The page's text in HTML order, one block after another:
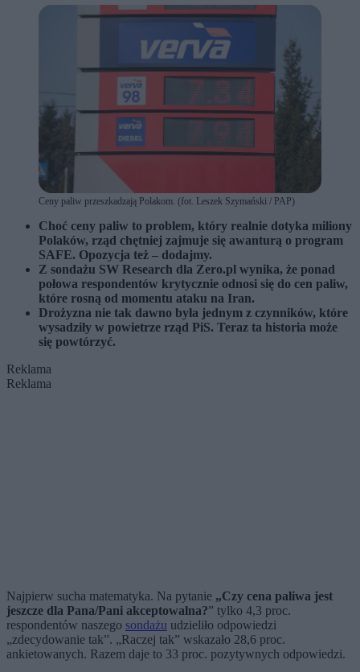
Ceny paliw przeszkadzają Polakom. (fot. Leszek Szymański / PAP)
Choć ceny paliw to problem, który realnie dotyka miliony
Polaków, rząd chętniej zajmuje się awanturą o program
SAFE. Opozycja też – dodajmy.
Z sondażu SW Research dla Zero.pl wynika, że ponad
połowa respondentów krytycznie odnosi się do cen paliw,
które rosną od momentu ataku na Iran.
Drożyzna nie tak dawno była jednym z czynników, które
wysadziły w powietrze rząd PiS. Teraz ta historia może
się powtórzyć.
Reklama
Reklama
Najpierw sucha matematyka. Na pytanie „Czy cena paliwa jest
jeszcze dla Pana/Pani akceptowalna?” tylko 4,3 proc.
respondentów naszego sondażu udzieliło odpowiedzi
„zdecydowanie tak”. „Raczej tak” wskazało 28,6 proc.
ankietowanych. Razem daje to 33 proc. pozytywnych odpowiedzi.